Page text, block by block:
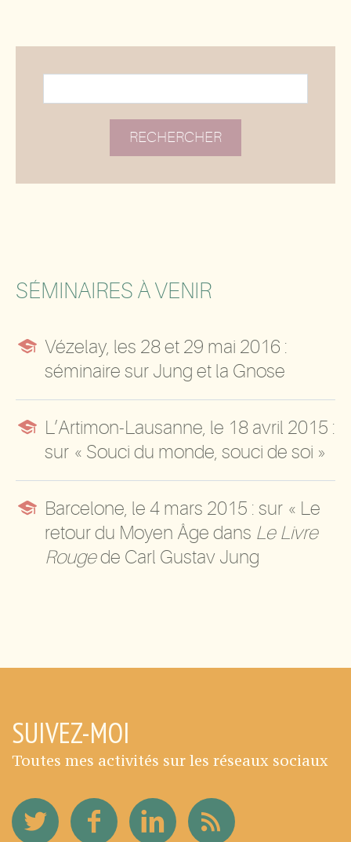
SÉMINAIRES À VENIR
 Vézelay, les 28 et 29 mai 2016 :
séminaire sur Jung et la Gnose
 L’Artimon-Lausanne, le 18 avril 2015 :
sur « Souci du monde, souci de soi »
 Barcelone, le 4 mars 2015 : sur « Le
retour du Moyen Âge dans Le Livre
Rougede Carl Gustav Jung
SUIVEZ-MOI
Toutes mes activités sur les réseaux sociaux